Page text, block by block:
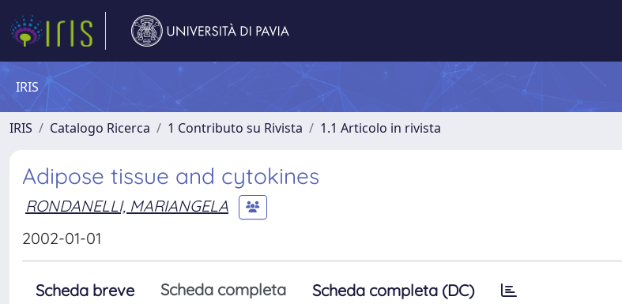
IRIS
IRIS Catalogo Ricerca 1 Contributo su Rivista 1.1 Articolo in rivista
Adipose tissue and cytokines
RONDANELLI, MARIANGELA
2002-01-01
Scheda breve Scheda completa Scheda completa (DC)